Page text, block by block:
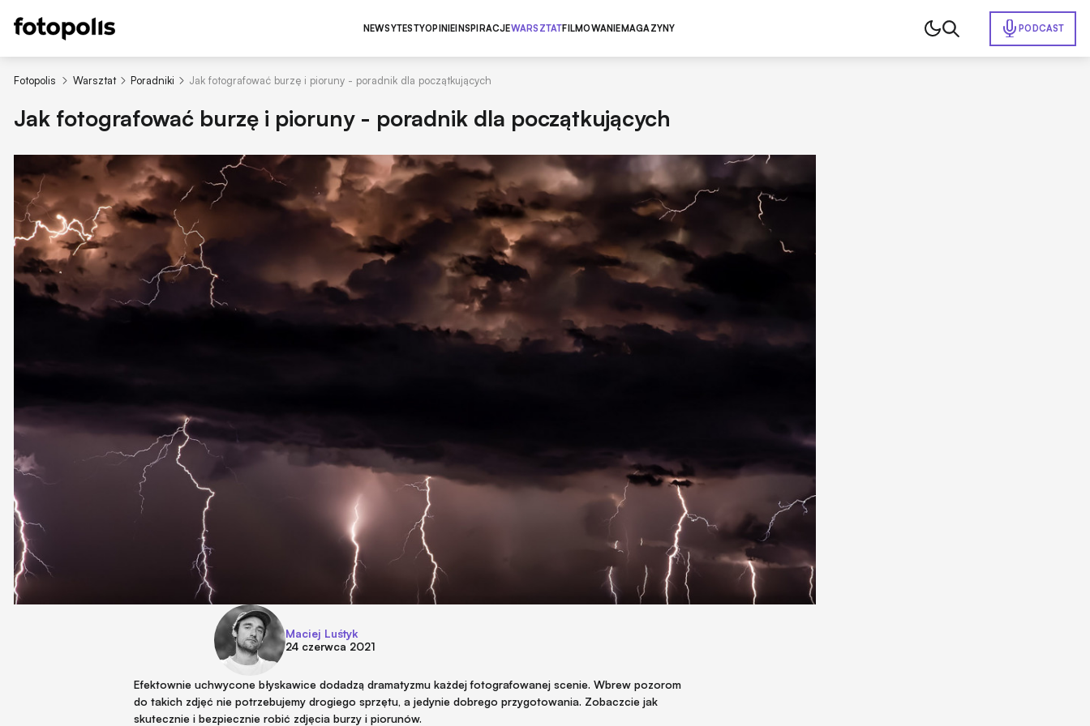
NEWSYTESTYOPINIEINSPIRACJEWARSZTATFILMOWANIEMAGAZYNY PODCAST
Fotopolis Warsztat Poradniki Jak fotografować burzę i pioruny - poradnik dla początkujących
Jak fotografować burzę i pioruny - poradnik dla początkujących
Maciej Luśtyk
24 czerwca 2021
Efektownie uchwycone błyskawice dodadzą dramatyzmu każdej fotografowanej scenie. Wbrew pozorom
do takich zdjęć nie potrzebujemy drogiego sprzętu, a jedynie dobrego przygotowania. Zobaczcie jak
skutecznie i bezpiecznie robić zdjęcia burzy i piorunów.